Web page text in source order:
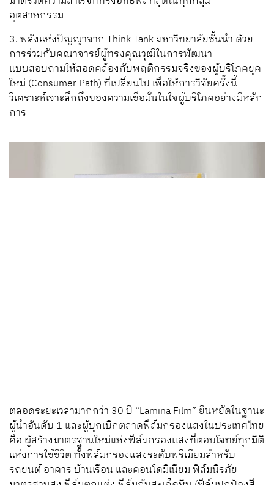
อุตสาหกรรม
3. พลังแห่งปัญญาจาก Think Tank มหาวิทยาลัยชั้นนำ ด้วย
การร่วมกับคณาจารย์ผู้ทรงคุณวุฒิในการพัฒนา
แบบสอบถามให้สอดคล้องกับพฤติกรรมจริงของผู้บริโภคยุค
ใหม่ (Consumer Path) ที่เปลี่ยนไป เพื่อให้การวิจัยครั้งนี้
วิเคราะห์เจาะลึกถึงของความเชื่อมั่นในใจผู้บริโภคอย่างมีหลัก
การ
ตลอดระยะเวลามากกว่า 30 ปี “Lamina Film” ยืนหยัดในฐานะ
ผู้นำอันดับ 1 และผู้บุกเบิกตลาดฟีล์มกรองแสงในประเทศไทย
คือ ผู้สร้างมาตรฐานใหม่แห่งฟีล์มกรองแสงที่ตอบโจทย์ทุกมิติ
แห่งการใช้ชีวิต ทั้งฟีล์มกรองแสงระดับพรีเมียมสำหรับ
รถยนต์ อาคาร บ้านเรือน และคอนโดมิเนียม ฟีล์มนิรภัย